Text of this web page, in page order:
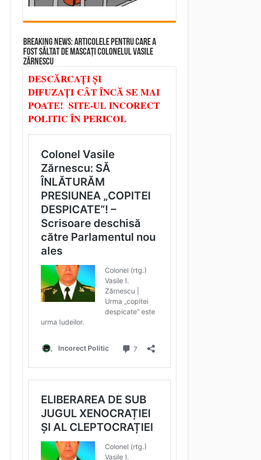
BREAKING NEWS: ARTICOLELE PENTRU CARE A
FOST SĂLTAT DE MASCAȚI COLONELUL VASILE
ZĂRNESCU
DESCĂRCAȚI ȘI
DIFUZAȚI CÂT ÎNCĂ SE MAI
POATE! SITE-UL INCORECT
POLITIC ÎN PERICOL